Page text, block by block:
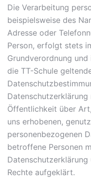
Die Verarbeitung
beispielsweise des
Adresse oder
Person, erfolgt stets
Grundverordnung
die TT-Schule
Öffentlichkeit über
uns erhobenen,
personenbezogenen
betroffene Personen
Rechte aufgeklärt.